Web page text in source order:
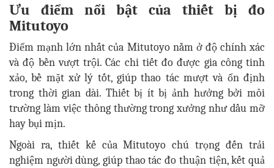
Ưu điểm nổi bật của thiết bị đo
Mitutoyo
Điểm mạnh lớn nhất của Mitutoyo nằm ở độ chính xác
và độ bền vượt trội. Các chi tiết đo được gia công tinh
xảo, bề mặt xử lý tốt, giúp thao tác mượt và ổn định
trong thời gian dài. Thiết bị ít bị ảnh hưởng bởi môi
trường làm việc thông thường trong xưởng như dầu mỡ
hay bụi mịn.
Ngoài ra, thiết kế của Mitutoyo chú trọng đến trải
nghiệm người dùng, giúp thao tác đo thuận tiện, kết quả